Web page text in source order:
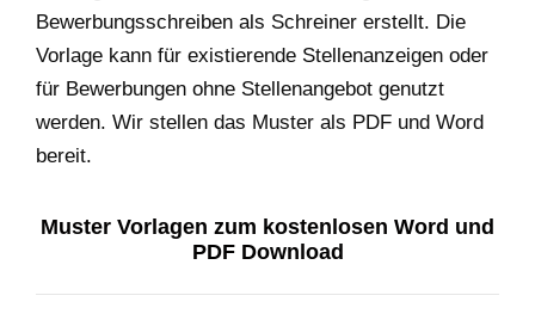
Bewerbungsschreiben als Schreiner erstellt. Die
Vorlage kann für existierende Stellenanzeigen oder
für Bewerbungen ohne Stellenangebot genutzt
werden. Wir stellen das Muster als PDF und Word
bereit.
Muster Vorlagen zum kostenlosen Word und
PDF Download